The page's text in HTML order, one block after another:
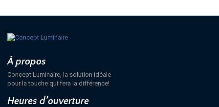
À propos
Concept Luminaire, la solution idéale
pour la touche qui fera la différence!
Heures d’ouverture